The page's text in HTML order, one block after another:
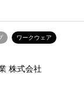
ワークウェア
株式会社